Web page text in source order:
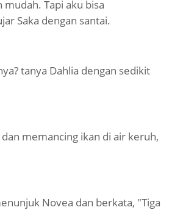
mudah. Tapi aku bisa
Saka dengan santai.
tanya Dahlia dengan sedikit
memancing ikan di air keruh,
Novea dan berkata, "Tiga